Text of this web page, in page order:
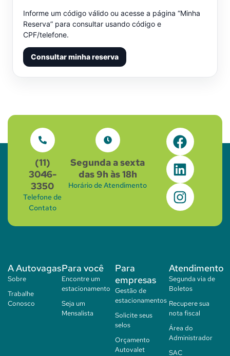
Informe um código válido ou acesse a página “Minha
Reserva” para consultar usando código e
CPF/telefone.
Consultar minha reserva
(11)
3046-
3350
Telefone de
Contato
Segunda a sexta
das 9h às 18h
Horário de Atendimento
A Autovagas
Sobre
Trabalhe
Conosco
Para você
Encontre um
estacionamento
Seja um
Mensalista
Para
empresas
Gestão de
estacionamentos
Solicite seus
selos
Orçamento
Autovalet
Atendimento
Segunda via de
Boletos
Recupere sua
nota fiscal
Área do
Administrador
SAC